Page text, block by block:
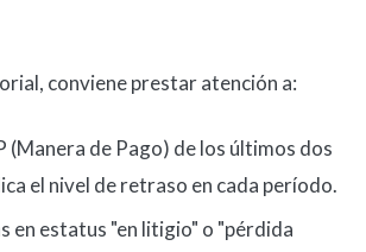
conviene prestar atención a:
(Manera de Pago) de los últimos dos
el nivel de retraso en cada período.
en estatus "en litigio" o "pérdida